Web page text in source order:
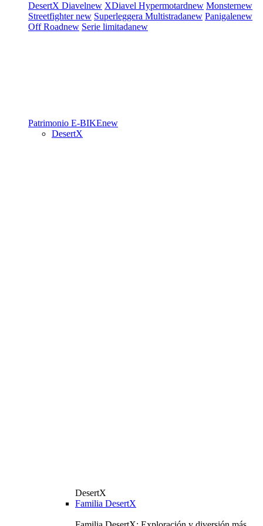
DesertX Diavelnew XDiavel Hypermotardnew Monsternew
Streetfighternew Superleggera Multistradanew Panigalenew
Off Roadnew Serie limitadanew
Patrimonio E-BIKEnew
DesertX
DesertX
Familia DesertX